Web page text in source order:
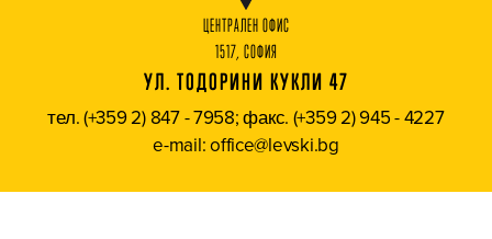
ЦЕНТРАЛЕН ОФИС
1517, СОФИЯ
УЛ. ТОДОРИНИ КУКЛИ 47
тел. (+359 2) 847 - 7958; факс. (+359 2) 945 - 4227
e-mail: office@levski.bg